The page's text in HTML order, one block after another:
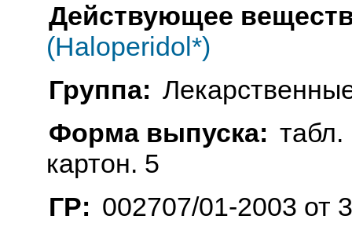
Действующее
(Haloperidol*)
Группа:
Форма выпуска: табл.
картон. 5
ГР: 002707/01-2003 от